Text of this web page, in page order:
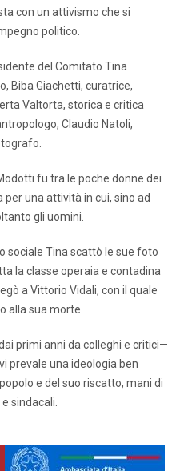
con un attivismo che si
politico.
del Comitato Tina
Biba Giachetti, curatrice,
Valtorta, storica e critica
Claudio Natoli,
fu tra le poche donne dei
una attività in cui, sino ad
gli uomini.
sociale Tina scattò le sue foto
la classe operaia e contadina
a Vittorio Vidali, con il quale
alla sua morte.
primi anni da colleghi e critici—
prevale una ideologia ben
e del suo riscatto, mani di
sindacali.